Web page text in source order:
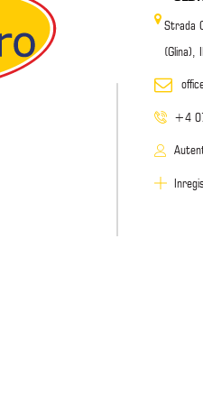
Strada
(Glina),
+4